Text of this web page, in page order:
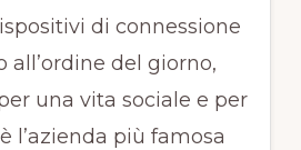
di connessione
all’ordine del giorno,
una vita sociale e per
è l’azienda più famosa